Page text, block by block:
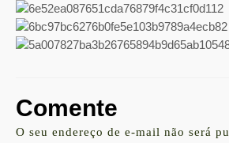
Comente
O seu endereço de e-mail não será